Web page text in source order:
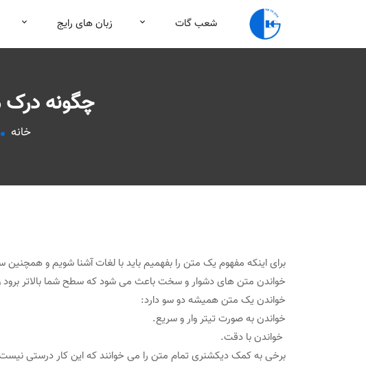
شعب گات زبان های رایج
چگونه درک
خانه
برای اینکه مفهوم یک متن را بفهمیم باید با لغات آشنا شویم و
خواندن متن های دشوار و سخت باعث می شود که سطح شما بالاتر برود و
خواندن یک متن همیشه دو سو دارد:
خواندن به صورت تیتر وار و سریع.
خواندن با دقت.
برخی به کمک دیکشنری تمام متن را می خوانند که این کار درستی